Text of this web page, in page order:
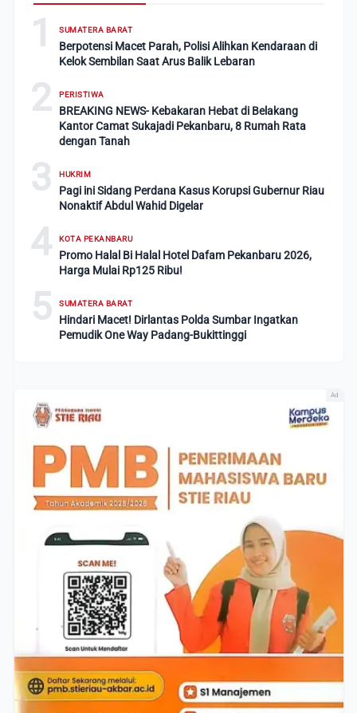
1 SUMATERA BARAT
Berpotensi Macet Parah, Polisi Alihkan Kendaraan di
Kelok Sembilan Saat Arus Balik Lebaran
2 PERISTIWA
BREAKING NEWS- Kebakaran Hebat di Belakang
Kantor Camat Sukajadi Pekanbaru, 8 Rumah Rata
dengan Tanah
3 HUKRIM
Pagi ini Sidang Perdana Kasus Korupsi Gubernur Riau
Nonaktif Abdul Wahid Digelar
4 KOTA PEKANBARU
Promo Halal Bi Halal Hotel Dafam Pekanbaru 2026,
Harga Mulai Rp125 Ribu!
5 SUMATERA BARAT
Hindari Macet! Dirlantas Polda Sumbar Ingatkan
Pemudik One Way Padang-Bukittinggi
Ad